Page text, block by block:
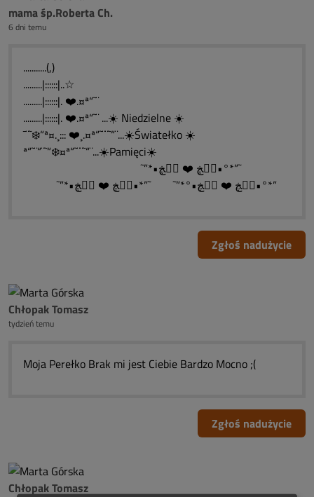
mama śp.Roberta Ch.
6 dni temu
...........(,)
.........|::::::|..☆
.........|::::::|. ❤️.¤ª“˜¨
.........|::::::|. ❤️.¤ª“˜¨ ...☀️ Niedzielne ☀️
¯¨˜❄️“ª¤.¸::: ❤️¸.¤ª“˜¨¨˜“¨...☀️Światełko ☀️
ª“˜¨“¨˜“❄️¤ª“˜¨¨˜“¨...☀️Pamięci☀️
˜”*•ڰۣڿ ❤️ ڰۣڿ•°*”˜
˜”*•ڰۣڿ ❤️ ڰۣڿ•°*”˜ ˜”*•ڰۣڿ ❤️ ڰۣڿ•°*”
Zgłoś nadużycie
Chłopak Tomasz
tydzień temu
Moja Perełko Brak mi jest Ciebie Bardzo Mocno ;(
Zgłoś nadużycie
Chłopak Tomasz